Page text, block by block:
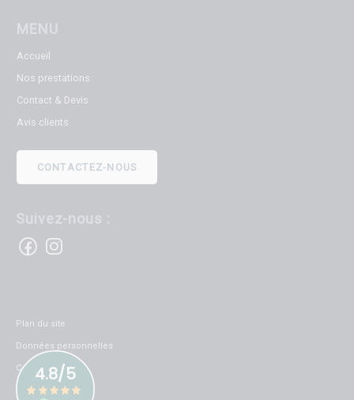
MENU
Accueil
Nos prestations
Contact & Devis
Avis clients
CONTACTEZ-NOUS
Suivez-nous :
Plan du site
Données personnelles
Cookies
Mentions légales